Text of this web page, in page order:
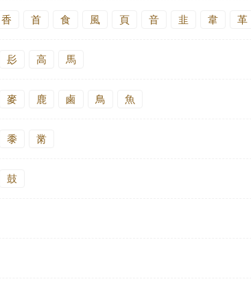
香 首 食 風 頁 音 韭 韋 革
髟 高 馬
麥 鹿 鹵 鳥 魚
黍 黹
鼓